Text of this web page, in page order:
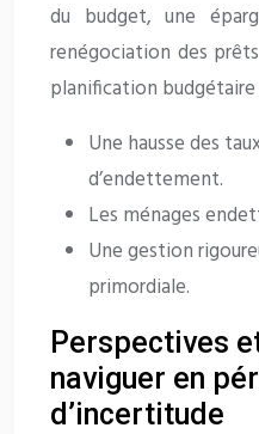
du budget, une
renégociation des
planification
Une hausse des
d’endettement.
Les ménages
Une gestion
primordiale.
Perspectives
naviguer en
d’incertitude